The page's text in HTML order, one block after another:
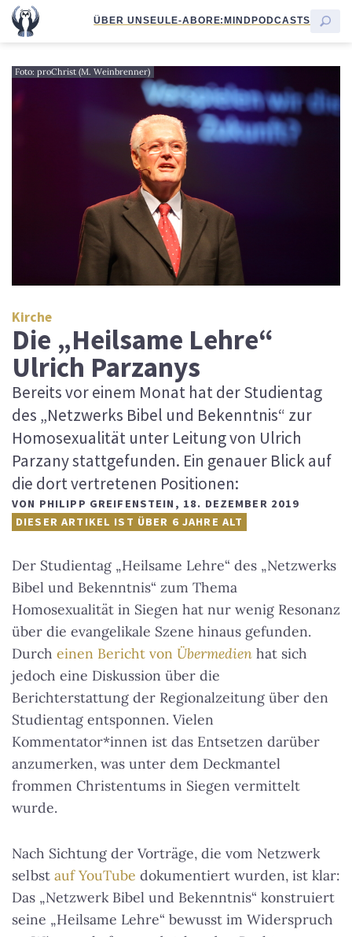
ÜBER UNSEULE-ABORE:MINDPODCASTS
Foto: proChrist (M. Weinbrenner)
Kirche
Die „Heilsame Lehre“
Ulrich Parzanys
Bereits vor einem Monat hat der Studientag
des „Netzwerks Bibel und Bekenntnis“ zur
Homosexualität unter Leitung von Ulrich
Parzany stattgefunden. Ein genauer Blick auf
die dort vertretenen Positionen:
VON PHILIPP GREIFENSTEIN , 18. DEZEMBER 2019
DIESER ARTIKEL IST ÜBER 6 JAHRE ALT
Der Studientag „Heilsame Lehre“ des „Netzwerks
Bibel und Bekenntnis“ zum Thema
Homosexualität in Siegen hat nur wenig Resonanz
über die evangelikale Szene hinaus gefunden.
Durch einen Bericht von Übermedien hat sich
jedoch eine Diskussion über die
Berichterstattung der Regionalzeitung über den
Studientag entsponnen. Vielen
Kommentator*innen ist das Entsetzen darüber
anzumerken, was unter dem Deckmantel
frommen Christentums in Siegen vermittelt
wurde.
Nach Sichtung der Vorträge, die vom Netzwerk
selbst auf YouTube dokumentiert wurden, ist klar:
Das „Netzwerk Bibel und Bekenntnis“ konstruiert
seine „Heilsame Lehre“ bewusst im Widerspruch